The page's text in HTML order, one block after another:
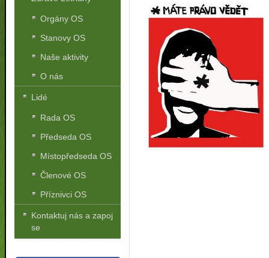
Orgány OS
Stanovy OS
Naše aktivity
O nás
Lidé
Rada OS
Předseda OS
Místopředseda OS
Členové OS
Příznivci OS
Kontaktuj nás a zapoj
se